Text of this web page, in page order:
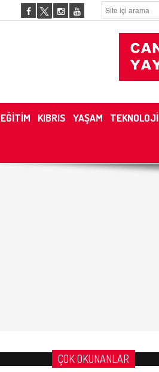
EĞİTİM KIBRIS YAŞAM TEKNOLOJİ
ÇOK OKUNANLAR